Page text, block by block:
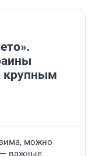
крупным
можно
— важные